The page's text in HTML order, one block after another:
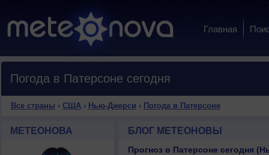
Главная
Погода в Патерсоне сегодня
Все страны › США› Нью-Джерси › Погода в Патерсоне
МЕТЕОНОВА БЛОГ МЕТЕОНОВЫ
Прогноз в Патерсоне сегодня